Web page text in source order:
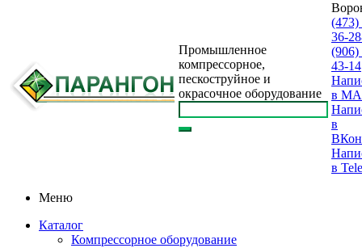
Промышленное
компрессорное,
пескоструйное и
окрасочное оборудование
(473)
36-28
(906)
43-14
в
в
в
Меню
Каталог
Компрессорное оборудование